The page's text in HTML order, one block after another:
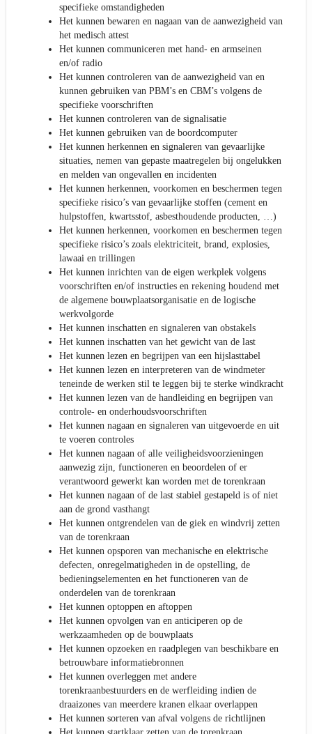
specifieke omstandigheden
Het kunnen bewaren en nagaan van de aanwezigheid van
het medisch attest
Het kunnen communiceren met hand- en armseinen
en/of radio
Het kunnen controleren van de aanwezigheid van en
kunnen gebruiken van PBM’s en CBM’s volgens de
specifieke voorschriften
Het kunnen controleren van de signalisatie
Het kunnen gebruiken van de boordcomputer
Het kunnen herkennen en signaleren van gevaarlijke
situaties, nemen van gepaste maatregelen bij ongelukken
en melden van ongevallen en incidenten
Het kunnen herkennen, voorkomen en beschermen tegen
specifieke risico’s van gevaarlijke stoffen (cement en
hulpstoffen, kwartsstof, asbesthoudende producten, …)
Het kunnen herkennen, voorkomen en beschermen tegen
specifieke risico’s zoals elektriciteit, brand, explosies,
lawaai en trillingen
Het kunnen inrichten van de eigen werkplek volgens
voorschriften en/of instructies en rekening houdend met
de algemene bouwplaatsorganisatie en de logische
werkvolgorde
Het kunnen inschatten en signaleren van obstakels
Het kunnen inschatten van het gewicht van de last
Het kunnen lezen en begrijpen van een hijslasttabel
Het kunnen lezen en interpreteren van de windmeter
teneinde de werken stil te leggen bij te sterke windkracht
Het kunnen lezen van de handleiding en begrijpen van
controle- en onderhoudsvoorschriften
Het kunnen nagaan en signaleren van uitgevoerde en uit
te voeren controles
Het kunnen nagaan of alle veiligheidsvoorzieningen
aanwezig zijn, functioneren en beoordelen of er
verantwoord gewerkt kan worden met de torenkraan
Het kunnen nagaan of de last stabiel gestapeld is of niet
aan de grond vasthangt
Het kunnen ontgrendelen van de giek en windvrij zetten
van de torenkraan
Het kunnen opsporen van mechanische en elektrische
defecten, onregelmatigheden in de opstelling, de
bedieningselementen en het functioneren van de
onderdelen van de torenkraan
Het kunnen optoppen en aftoppen
Het kunnen opvolgen van en anticiperen op de
werkzaamheden op de bouwplaats
Het kunnen opzoeken en raadplegen van beschikbare en
betrouwbare informatiebronnen
Het kunnen overleggen met andere
torenkraanbestuurders en de werfleiding indien de
draaizones van meerdere kranen elkaar overlappen
Het kunnen sorteren van afval volgens de richtlijnen